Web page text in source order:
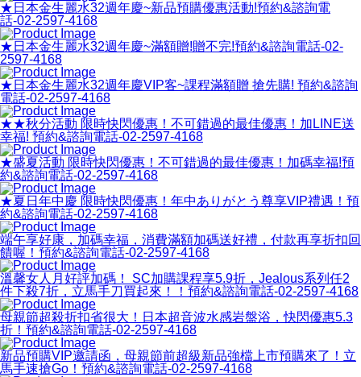
★日本金生麗水32週年慶~新品預購優惠活動!預約&諮詢電
話-02-2597-4168
★日本金生麗水32週年慶~滿額贈!贈不完!預約&諮詢電話-02-
2597-4168
★日本金生麗水32週年慶VIP客~課程滿額贈 搶先購! 預約&諮詢
電話-02-2597-4168
★★秋分活動 限時快閃優惠！不可錯過的最佳優惠！加LINE送
幸福! 預約&諮詢電話-02-2597-4168
★盛夏活動 限時快閃優惠！不可錯過的最佳優惠！加碼幸福!預
約&諮詢電話-02-2597-4168
★夏日年中慶 限時快閃優惠！年中ありがとう尊享VIP禮遇！預
約&諮詢電話-02-2597-4168
端午享好康，加碼幸福，消費滿額加碼送好禮，付款再享折扣回
饋喔！預約&諮詢電話-02-2597-4168
溫馨女人月好評加碼！ SC加購課程享5.9折，Jealous系列任2
件下殺7折，立馬手刀買起來！！預約&諮詢電話-02-2597-4168
母親節超殺折扣省很大！日本超音波水感岩盤浴，快閃優惠5.3
折！預約&諮詢電話-02-2597-4168
新品預購VIP邀請函，母親節前超級新品強檔上市預購來了！立
馬手速搶Go！預約&諮詢電話-02-2597-4168